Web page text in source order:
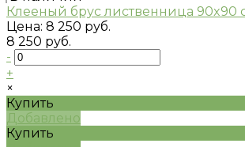
Клееный брус лиственница 90x90
Цена: 8 250 руб.
8 250 руб.
-
+
×
Купить
Добавлено
Купить